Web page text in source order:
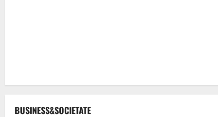
BUSINESS&SOCIETATE